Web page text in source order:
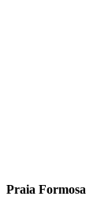
Praia Formosa